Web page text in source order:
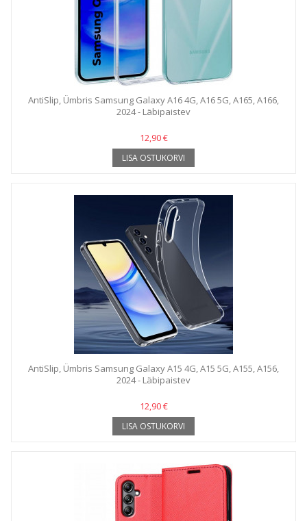
AntiSlip, Ümbris Samsung Galaxy A16 4G, A16 5G, A165, A166,
2024 - Läbipaistev
12,90 €
LISA OSTUKORVI
AntiSlip, Ümbris Samsung Galaxy A15 4G, A15 5G, A155, A156,
2024 - Läbipaistev
12,90 €
LISA OSTUKORVI